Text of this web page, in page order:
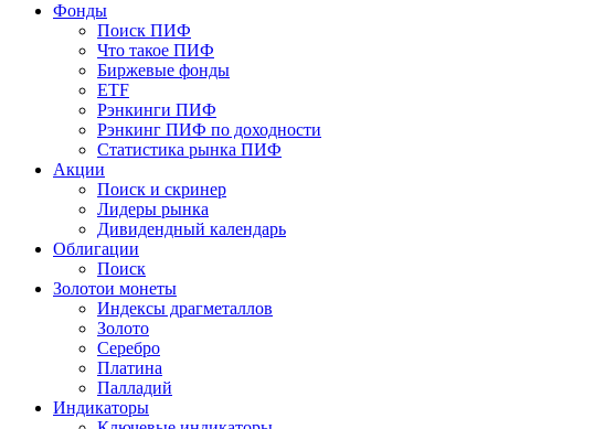
Фонды
Поиск ПИФ
Что такое ПИФ
Биржевые фонды
ETF
Рэнкинги ПИФ
Рэнкинг ПИФ по доходности
Статистика рынка ПИФ
Акции
Поиск и скринер
Лидеры рынка
Дивидендный календарь
Облигации
Поиск
Золотои монеты
Индексы драгметаллов
Золото
Серебро
Платина
Палладий
Индикаторы